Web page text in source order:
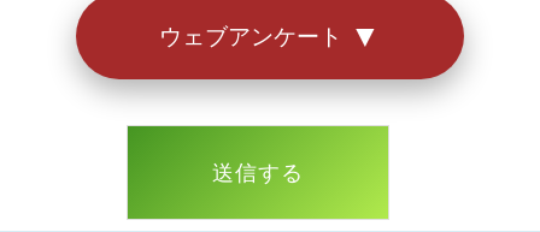
ウェブアンケート ▼